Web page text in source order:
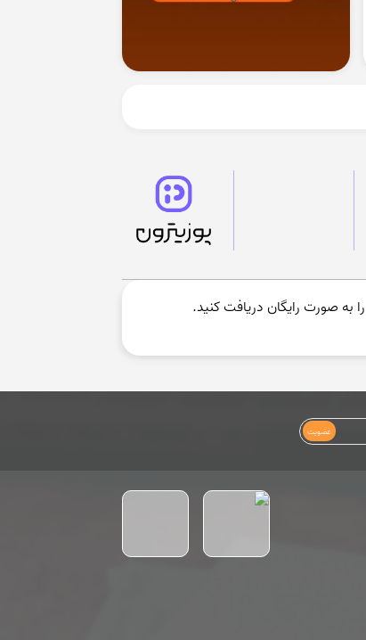
را به صورت رایگان دریافت کنید.
عضویت